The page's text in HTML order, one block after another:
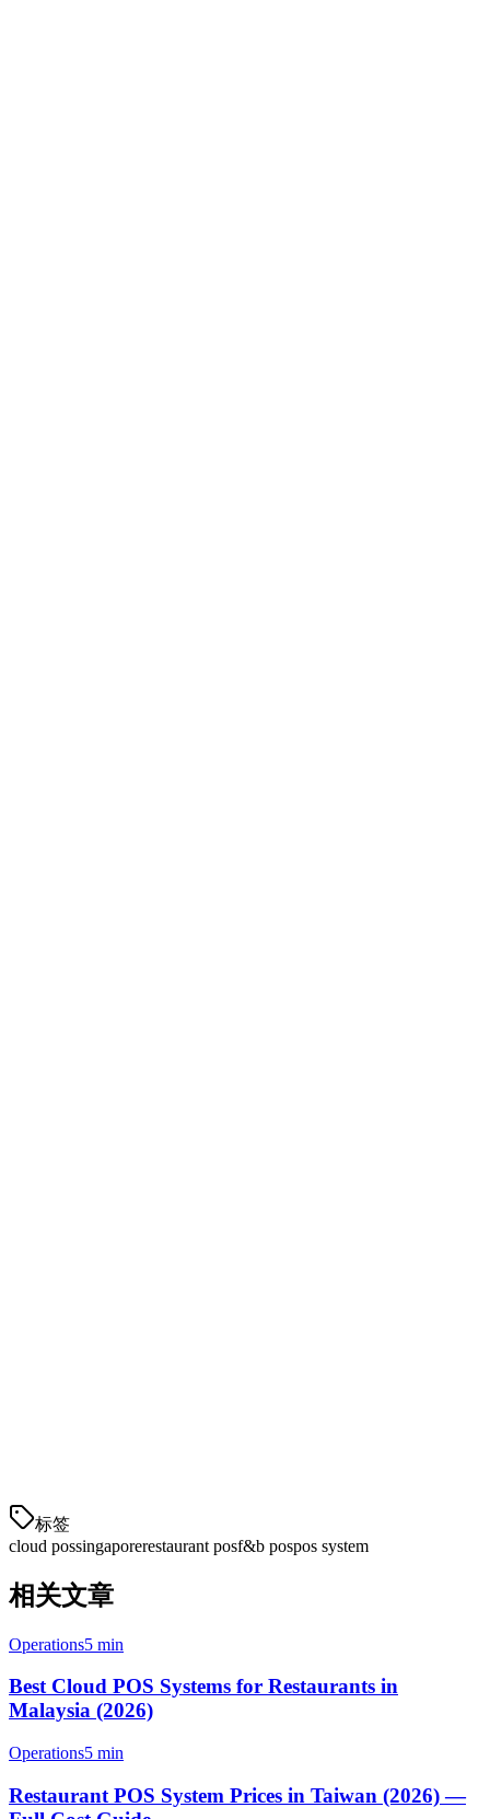
标签
cloud possingaporerestaurant posf&b pospos system
相关文章
Operations5 min
Best Cloud POS Systems for Restaurants in
Malaysia (2026)
Operations5 min
Restaurant POS System Prices in Taiwan (2026) —